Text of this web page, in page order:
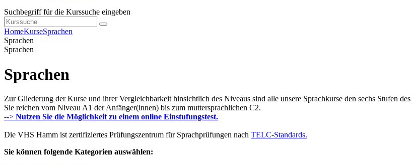
Suchbegriff für die Kurssuche eingeben
HomeKurseSprachen
Sprachen
Sprachen
Sprachen
Zur Gliederung der Kurse und ihrer Vergleichbarkeit hinsichtlich des Niveaus sind alle unsere Sprachkurse den sechs Stufen des
Sie reichen vom Niveau A1 der Anfänger(innen) bis zum muttersprachlichen C2.
--> Nutzen Sie die Möglichkeit zu einem online Einstufungstest.
Die VHS Hamm ist zertifiziertes Prüfungszentrum für Sprachprüfungen nach TELC-Standards.
Sie können folgende Kategorien auswählen: